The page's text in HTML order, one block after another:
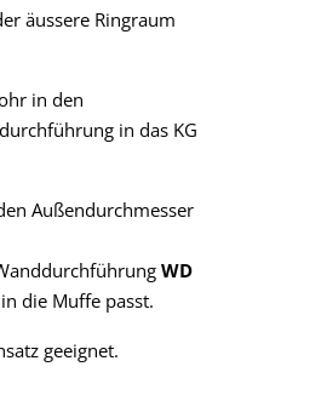
äussere Ringraum
in den
in das KG
Außendurchmesser
WD
in die Muffe passt.
geeignet.